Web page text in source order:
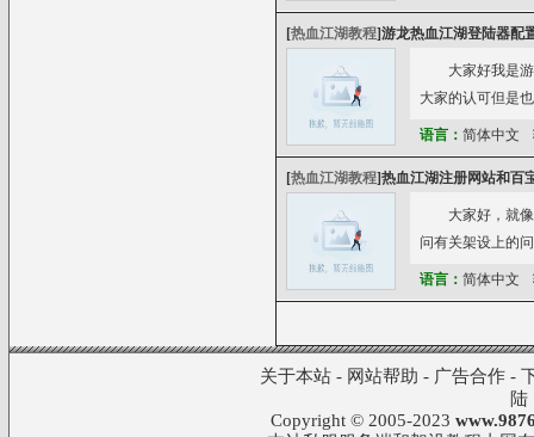
[热血江湖教程]游龙热血江湖登陆器配
大家好我是
大家的认可但是
语言： 简体中文
[热血江湖教程]热血江湖注册网站和百
大家好，就
问有关架设上的
语言： 简体中文
关于本站- 网站帮助 - 广告合作-
陆
Copyright © 2005-2023